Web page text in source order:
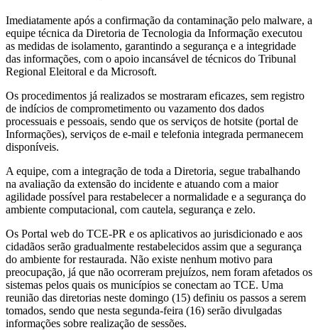
Imediatamente após a confirmação da contaminação pelo malware, a
equipe técnica da Diretoria de Tecnologia da Informação executou
as medidas de isolamento, garantindo a segurança e a integridade
das informações, com o apoio incansável de técnicos do Tribunal
Regional Eleitoral e da Microsoft.
Os procedimentos já realizados se mostraram eficazes, sem registro
de indícios de comprometimento ou vazamento dos dados
processuais e pessoais, sendo que os serviços de hotsite (portal de
Informações), serviços de e-mail e telefonia integrada permanecem
disponíveis.
A equipe, com a integração de toda a Diretoria, segue trabalhando
na avaliação da extensão do incidente e atuando com a maior
agilidade possível para restabelecer a normalidade e a segurança do
ambiente computacional, com cautela, segurança e zelo.
Os Portal web do TCE-PR e os aplicativos ao jurisdicionado e aos
cidadãos serão gradualmente restabelecidos assim que a segurança
do ambiente for restaurada. Não existe nenhum motivo para
preocupação, já que não ocorreram prejuízos, nem foram afetados os
sistemas pelos quais os municípios se conectam ao TCE. Uma
reunião das diretorias neste domingo (15) definiu os passos a serem
tomados, sendo que nesta segunda-feira (16) serão divulgadas
informações sobre realização de sessões.